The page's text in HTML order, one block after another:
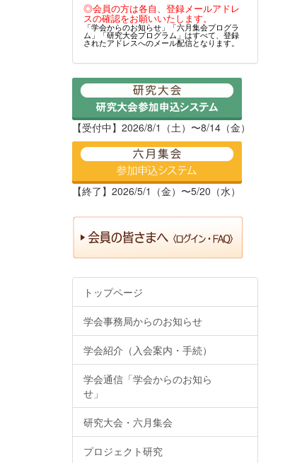
◎会員の方は各自、登録メールアドレ
スの確認をお願いいたします。
「学会からのお知らせ」「六月集会プログラ
ム」「研究大会プログラム」はすべて、登録
されたアドレスへのメール配信となります。
【受付中】2026/8/1（土）〜8/14（金）
【終了】2026/5/1（金）〜5/20（水）
トップページ
学会事務局からのお知らせ
学会紹介（入会案内・手続）
学会通信「学会からのお知ら
せ」
研究大会・六月集会
プロジェクト研究